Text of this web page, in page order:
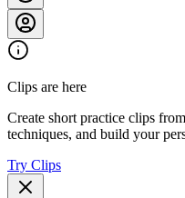
Clips are here
Create short practice clips
techniques, and build your
Try Clips